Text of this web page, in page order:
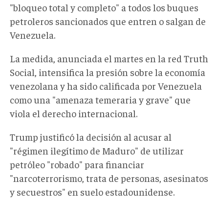
"bloqueo total y completo" a todos los buques
petroleros sancionados que entren o salgan de
Venezuela.
La medida, anunciada el martes en la red Truth
Social, intensifica la presión sobre la economía
venezolana y ha sido calificada por Venezuela
como una "amenaza temeraria y grave" que
viola el derecho internacional.
Trump justificó la decisión al acusar al
"régimen ilegítimo de Maduro" de utilizar
petróleo "robado" para financiar
"narcoterrorismo, trata de personas, asesinatos
y secuestros" en suelo estadounidense.